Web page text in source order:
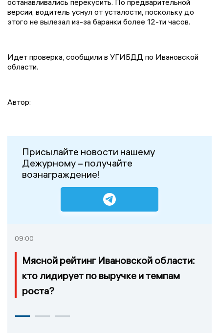
останавливались перекусить. По предварительной
версии, водитель уснул от усталости, поскольку до
этого не вылезал из-за баранки более 12-ти часов.
Идет проверка, сообщили в УГИБДД по Ивановской
области.
Автор:
Присылайте новости нашему
Дежурному – получайте
вознаграждение!
09:00
Мясной рейтинг Ивановской области:
кто лидирует по выручке и темпам
роста?